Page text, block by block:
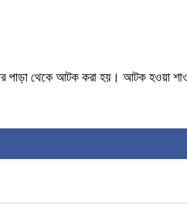
পাড়া থেকে আটক করা হয়। আটক হওয়া